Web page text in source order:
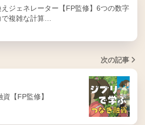
ジェネレーター【FP監修】6つの数字
で複雑な計算…
次の記事
【FP監修】